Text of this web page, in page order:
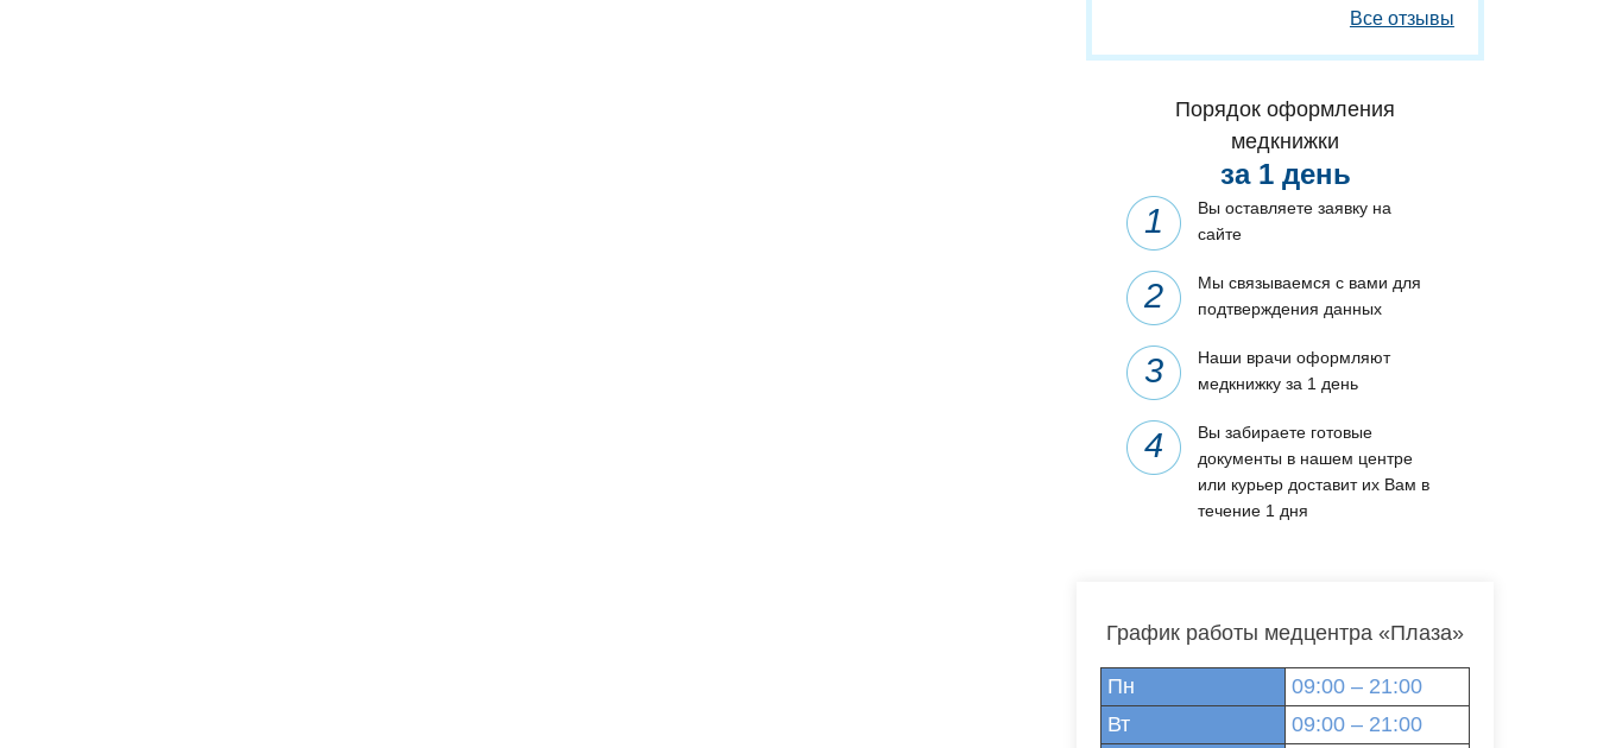
Все отзывы
Порядок оформления
медкнижки
за 1 день
Вы оставляете заявку на
сайте
Мы связываемся с вами для
подтверждения данных
Наши врачи оформляют
медкнижку за 1 день
Вы забираете готовые
документы в нашем центре
или курьер доставит их Вам в
течение 1 дня
График работы медцентра «Плаза»
Пн
09:00 – 21:00
Вт
09:00 – 21:00